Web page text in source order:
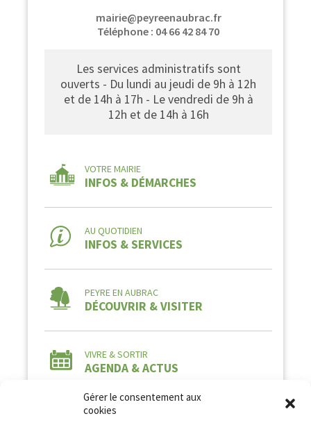
Gérer le consentement aux
cookies
Les services administratifs sont
ouverts - Du lundi au jeudi de 9h à 12h
et de 14h à 17h - Le vendredi de 9h à
12h et de 14h à 16h
mairie@peyreenaubrac.fr
Téléphone : 04 66 42 84 70
VOTRE MAIRIE
INFOS & DÉMARCHES
AU QUOTIDIEN
INFOS & SERVICES
PEYRE EN AUBRAC
DÉCOUVRIR & VISITER
VIVRE & SORTIR
AGENDA & ACTUS